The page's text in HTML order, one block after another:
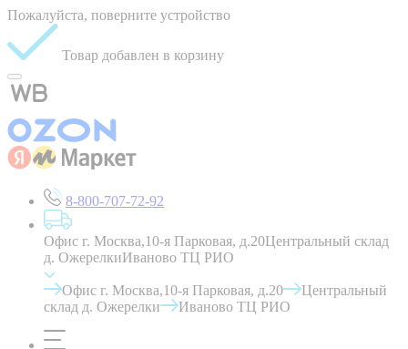
Пожалуйста, поверните устройство
Товар добавлен в корзину
8-800-707-72-92
Офис г. Москва,10-я Парковая, д.20Центральный склад
д. ОжерелкиИваново ТЦ РИО
Офис г. Москва,10-я Парковая, д.20
Центральный
склад д. Ожерелки
Иваново ТЦ РИО